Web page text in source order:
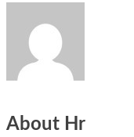
About Hr